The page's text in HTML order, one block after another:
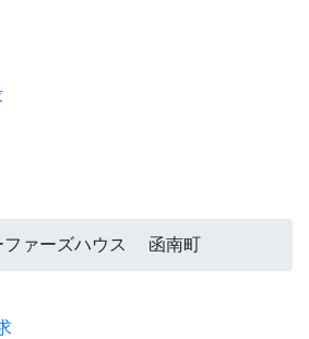
ファーズハウス 函南町